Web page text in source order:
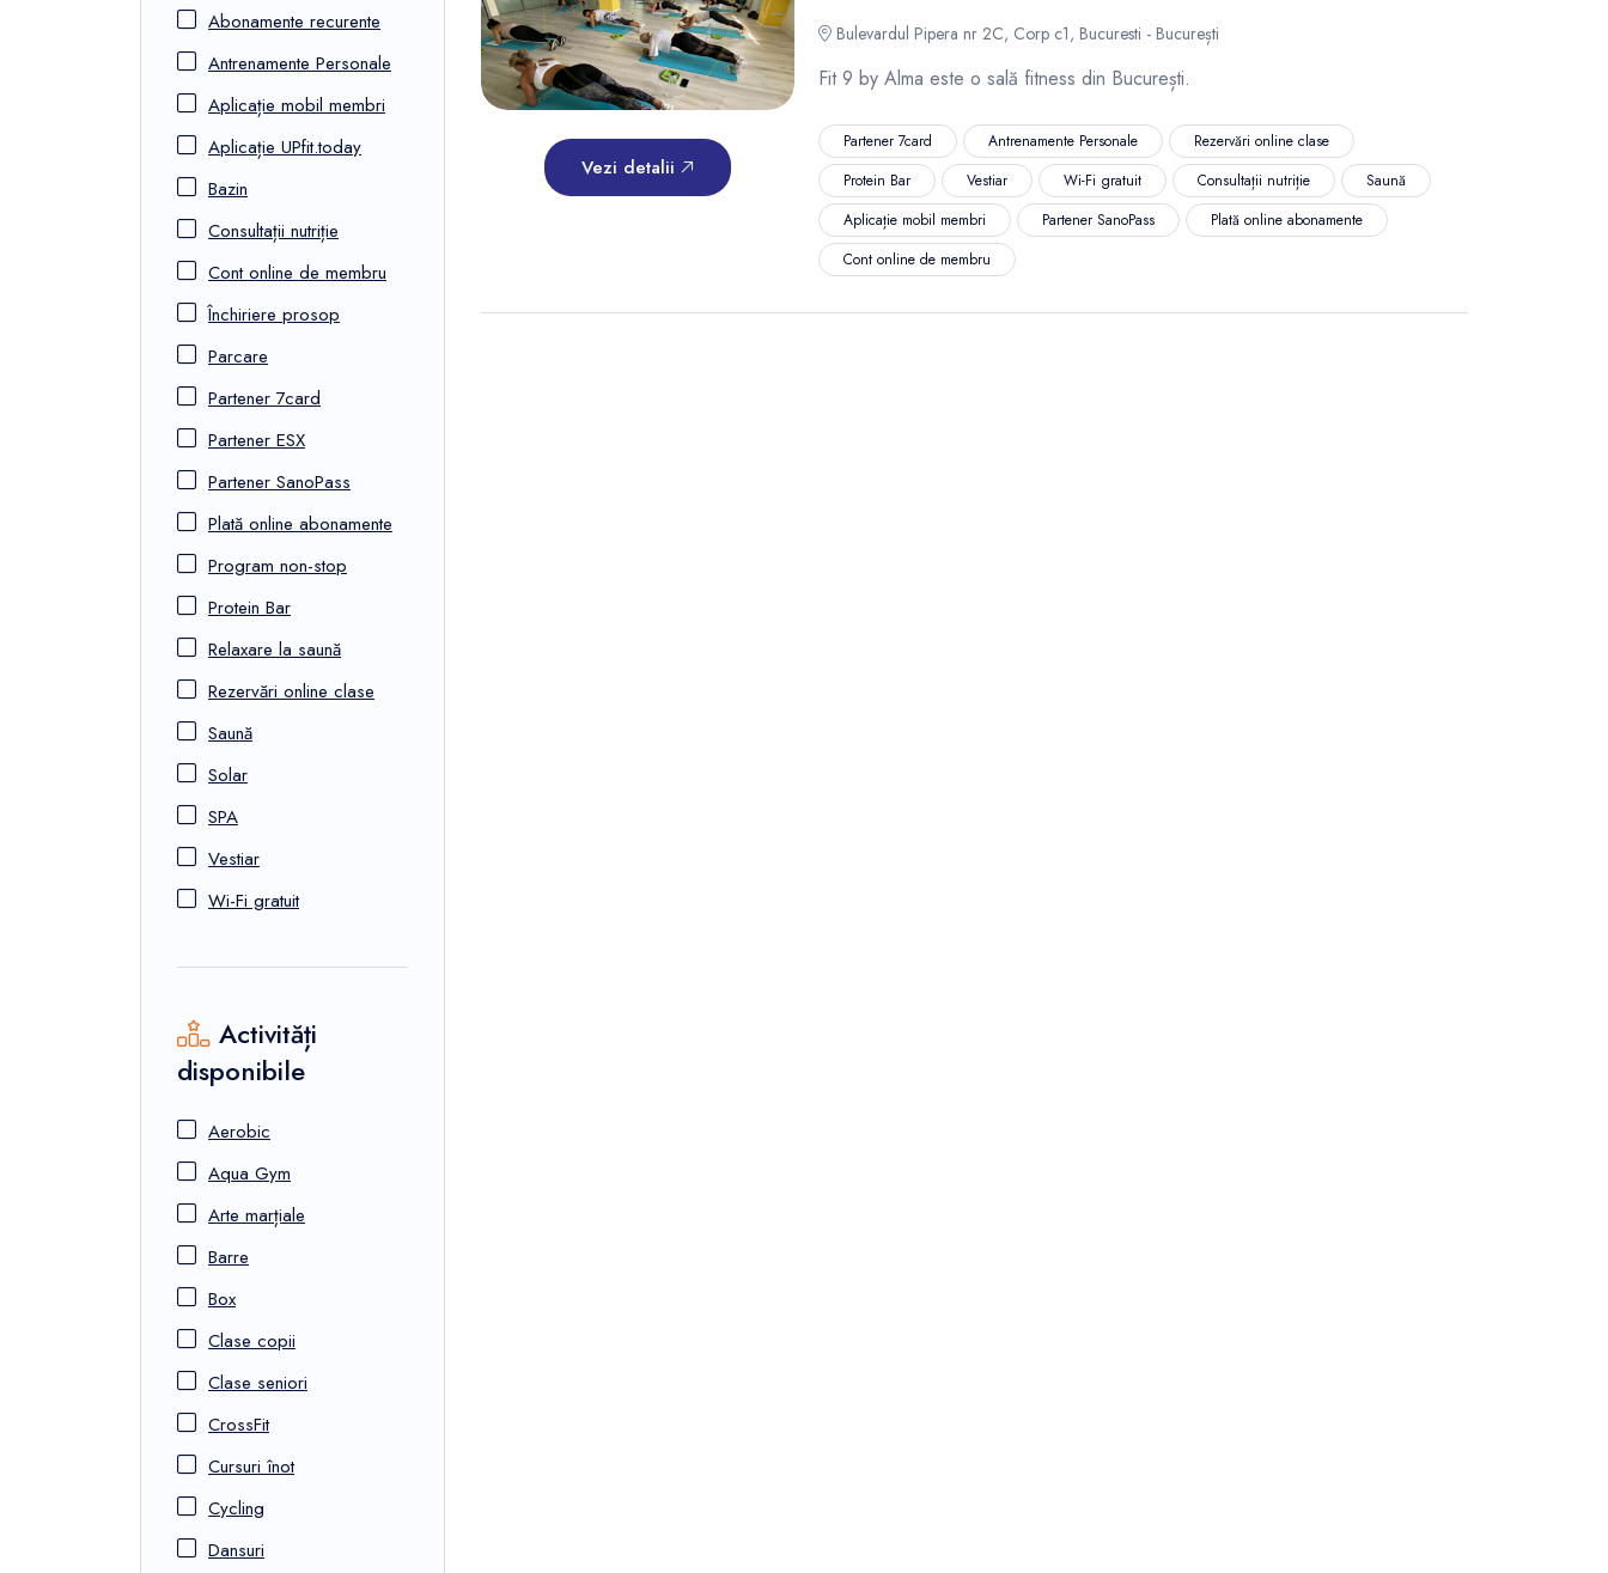
Abonamente recurente
Antrenamente Personale
Aplicație mobil membri
Aplicație UPfit.today
Bazin
Consultații nutriție
Cont online de membru
Închiriere prosop
Parcare
Partener 7card
Partener ESX
Partener SanoPass
Plată online abonamente
Program non-stop
Protein Bar
Relaxare la saună
Rezervări online clase
Saună
Solar
SPA
Vestiar
Wi-Fi gratuit
Activități
disponibile
Aerobic
Aqua Gym
Arte marțiale
Barre
Box
Clase copii
Clase seniori
CrossFit
Cursuri înot
Cycling
Dansuri
Vezi detalii
Bulevardul Pipera nr 2C, Corp c1, Bucuresti - București
Fit 9 by Alma este o sală fitness din București.
Partener 7card Antrenamente Personale
Rezervări online clase
Protein Bar
Vestiar Wi-Fi gratuit Consultații nutriție
Saună
Aplicație mobil membri
Partener SanoPass
Plată online abonamente
Cont online de membru